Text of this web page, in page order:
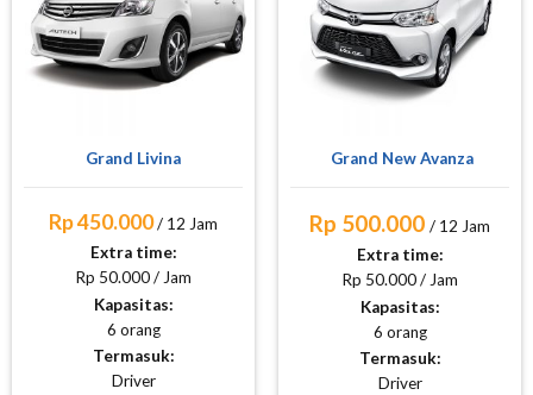
Grand Livina
Rp 450.000/ 12 Jam
Extra time:
Rp 50.000 / Jam
Kapasitas:
6 orang
Termasuk:
Driver
Grand New Avanza
Rp 500.000 / 12 Jam
Extra time:
Rp 50.000 / Jam
Kapasitas:
6 orang
Termasuk:
Driver